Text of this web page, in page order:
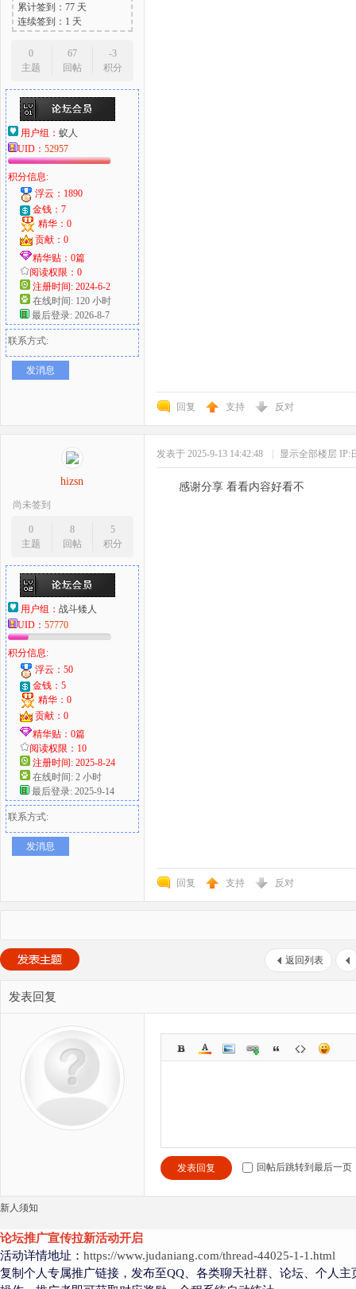
累计签到：77 天
连续签到：1 天
0
主题
67
回帖
-3
积分
用户组： 蚁人
UID： 52957
积分信息:
浮云：1890
金钱：7
精华：0
贡献：0
精华贴：0篇
阅读权限：0
注册时间: 2024-6-2
在线时间: 120 小时
最后登录: 2026-8-7
联系方式:
发消息
回复 支持 反对
hizsn
尚未签到
0
主题
8
回帖
5
积分
用户组： 战斗矮人
UID： 57770
积分信息:
浮云：50
金钱：5
精华：0
贡献：0
精华贴：0篇
阅读权限：10
注册时间: 2025-8-24
在线时间: 2 小时
最后登录: 2025-9-14
联系方式:
发消息
发表于 2025-9-13 14:42:48 显示全部楼层 IP:
感谢分享 看看内容好看不
回复 支持 反对
返回列表
发表回复
发表回复 回帖后跳转到最后一页
新人须知
论坛推广宣传拉新活动开启
活动详情地址： https://www.judaniang.com/thread-44025-1-1.html
复制个人专属推广链接，发布至QQ、各类聊天社群、论坛、个人